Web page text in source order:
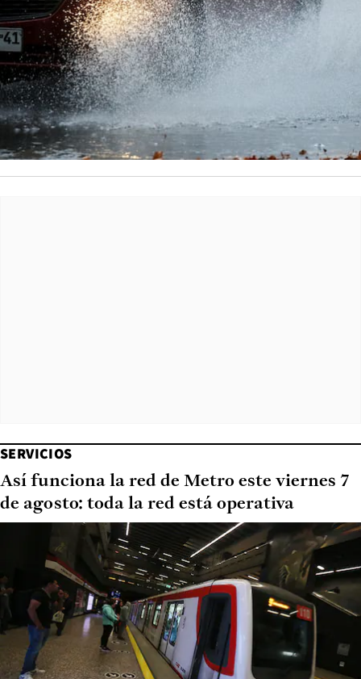
SERVICIOS
Así funciona la red de Metro este viernes 7
de agosto: toda la red está operativa